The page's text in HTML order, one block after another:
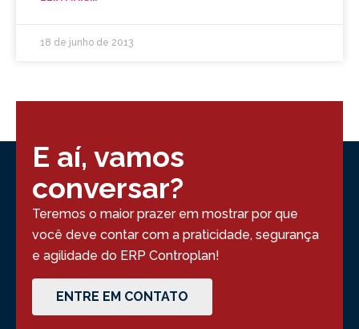
18 de junho de 2013
E aí, vamos
conversar?
Teremos o maior prazer em mostrar por que
você deve contar com a praticidade, segurança
e agilidade do ERP Controplan!
ENTRE EM CONTATO